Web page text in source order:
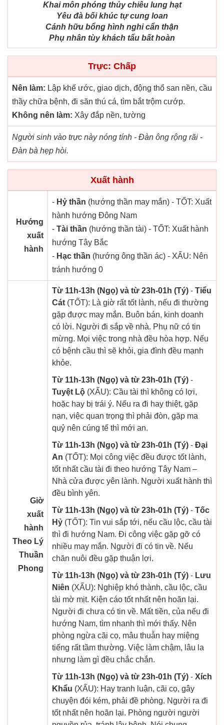
Khai môn phóng thủy chiêu lung hạt
Yêu đà bối khúc tự cung loan
Cánh hữu bổng hình nghi cẩn thận
Phụ nhân tùy khách tẩu bất hoàn
Trực: Chấp
Nên làm: Lập khế ước, giao dịch, động thổ san nền, cầu
thầy chữa bệnh, đi săn thú cá, tìm bắt trộm cướp.
Không nên làm: Xây đắp nền, tường
Người sinh vào trực này nóng tính - Đàn ông rộng rãi -
Đàn bà hẹp hòi.
Xuất hành
Hướng
xuất
hành
- Hỷ thần (hướng thần may mắn) - TỐT: Xuất
hành hướng Đông Nam
- Tài thần (hướng thần tài) - TỐT: Xuất hành
hướng Tây Bắc
- Hạc thần (hướng ông thần ác) - XẤU: Nên
tránh hướng 0
Giờ
xuất
hành
Theo Lý
Thuần
Phong
Từ 11h-13h (Ngọ) và từ 23h-01h (Tý) - Tiểu
Cát (TỐT): Là giờ rất tốt lành, nếu đi thường
gặp được may mắn. Buôn bán, kinh doanh
có lời. Người đi sắp về nhà. Phụ nữ có tin
mừng. Mọi việc trong nhà đều hòa hợp. Nếu
có bệnh cầu thì sẽ khỏi, gia đình đều mạnh
khỏe.
Từ 11h-13h (Ngọ) và từ 23h-01h (Tý) -
Tuyệt Lộ (XẤU): Cầu tài thì không có lợi,
hoặc hay bị trái ý. Nếu ra đi hay thiệt, gặp
nạn, việc quan trọng thì phải đòn, gặp ma
quỷ nên cúng tế thì mới an.
Từ 11h-13h (Ngọ) và từ 23h-01h (Tý) - Đại
An (TỐT): Mọi công việc đều được tốt lành,
tốt nhất cầu tài đi theo hướng Tây Nam –
Nhà cửa được yên lành. Người xuất hành thì
đều bình yên.
Từ 11h-13h (Ngọ) và từ 23h-01h (Tý) - Tốc
Hỷ (TỐT): Tin vui sắp tới, nếu cầu lộc, cầu tài
thì đi hướng Nam. Đi công việc gặp gỡ có
nhiều may mắn. Người đi có tin về. Nếu
chăn nuôi đều gặp thuận lợi.
Từ 11h-13h (Ngọ) và từ 23h-01h (Tý) - Lưu
Niên (XẤU): Nghiệp khó thành, cầu lộc, cầu
tài mờ mịt. Kiện cáo tốt nhất nên hoãn lại.
Người đi chưa có tin về. Mất tiền, của nếu đi
hướng Nam, tìm nhanh thì mới thấy. Nên
phòng ngừa cãi cọ, mâu thuẫn hay miệng
tiếng rất tầm thường. Việc làm chậm, lâu la
nhưng làm gì đều chắc chắn.
Từ 11h-13h (Ngọ) và từ 23h-01h (Tý) - Xích
Khẩu (XẤU): Hay tranh luận, cãi cọ, gây
chuyện đói kém, phải đề phòng. Người ra đi
tốt nhất nên hoãn lại. Phòng người người